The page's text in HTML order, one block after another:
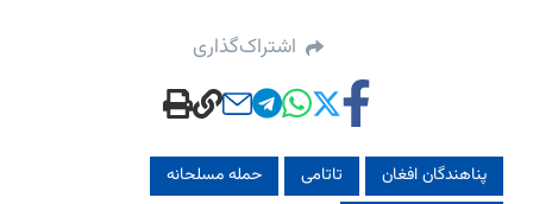
اشتراک‌گذاری
پناهندگان افغان تاتامی
حمله مسلحانه